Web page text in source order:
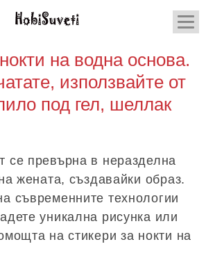
на водна основа.
използвайте от
под гел, шеллак
се превърна в неразделна
жената, създавайки образ.
съвременните технологии
уникална рисунка или
на стикери за нокти на